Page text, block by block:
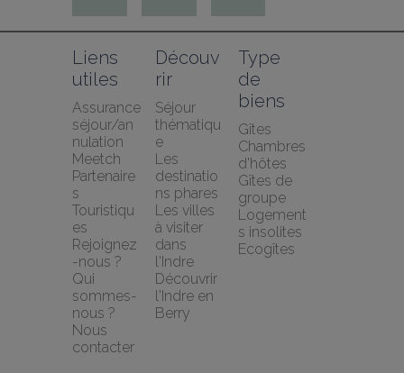
Liens
utiles
Assurance
séjour/an
nulation
Meetch
Partenaire
s
Touristiqu
es
Rejoignez
-nous ?
Qui
sommes-
nous ?
Nous
contacter
Découv
rir
Séjour
thématiqu
e
Les
destinatio
ns phares
Les villes
à visiter
dans
l'Indre
Découvrir
l'Indre en
Berry
Type
de
biens
Gîtes
Chambres
d'hôtes
Gîtes de
groupe
Logement
s insolites
Ecogîtes